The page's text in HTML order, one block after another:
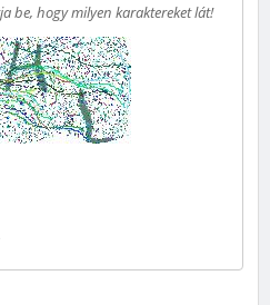
be, hogy milyen karaktereket lát!